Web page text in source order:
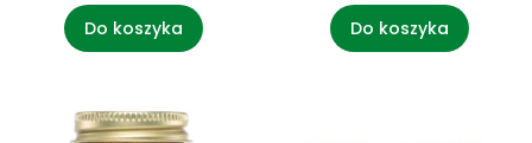
Do koszyka Do koszyka